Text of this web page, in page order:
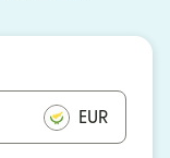
EUR